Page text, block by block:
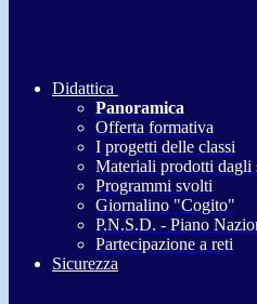
Didattica
Panoramica
Offerta formativa
I progetti delle classi
Materiali prodotti dagli
Programmi svolti
Giornalino "Cogito"
P.N.S.D. - Piano
Partecipazione a reti
Sicurezza